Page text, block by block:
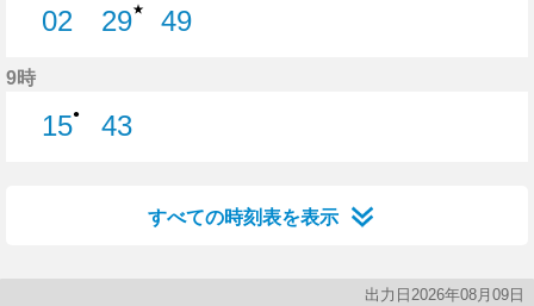
02
29★
49
9時
15●
43
すべての時刻表を表示
出力日2026年08月09日